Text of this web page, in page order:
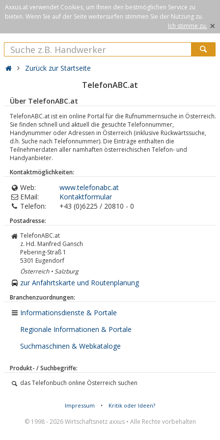
Axxus.at verwendet Cookies, um Ihnen den bestmöglichen Service zu
bieten. Wenn Sie auf der Seite weitersurfen stimmen Sie der Nutzung zu.
Ich stimme zu. ×
Zurück zur Startseite
TelefonABC.at
Über TelefonABC.at
TelefonABC.at ist ein online Portal für die Rufnummernsuche in Österreich.
Sie finden schnell und aktuell die gesuchte Telefonnummer,
Handynummer oder Adressen in Österreich (inklusive Rückwärtssuche,
d.h. Suche nach Telefonnummer). Die Einträge enthalten die
Teilnehmerdaten aller namhaften österreichischen Telefon- und
Handyanbieter.
Kontaktmöglichkeiten:
Web:
www.telefonabc.at
EMail:
Kontaktformular
Telefon:
+43 (0)6225 / 20810 - 0
Postadresse:
TelefonABC.at
z. Hd. Manfred Gansch
Pebering-Straß 1
5301 Eugendorf
Österreich • Salzburg
zur Anfahrtskarte und Routenplanung
Branchenzuordnungen:
Informationsdienste & Portale
Regionale Informationen & Portale
Suchmaschinen & Webkataloge
Produkt- / Suchbegriffe:
das Telefonbuch online Österreich suchen
Impressum • Kritik oder Ideen?
© 1998 - 2026 Wirtschaftsnetz axxus • Alle Rechte vorbehalten